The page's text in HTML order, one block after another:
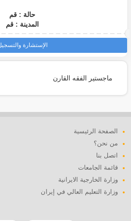
حالة : قم
المدينة : قم
الإستشارة والتسجيل
ماجستير الفقه القارن
الصفحة الرئيسية
من نحن؟
اتصل بنا
قائمة الجامعات
وزارة الخارجية الايرانية
وزارة التعليم العالي في إيران